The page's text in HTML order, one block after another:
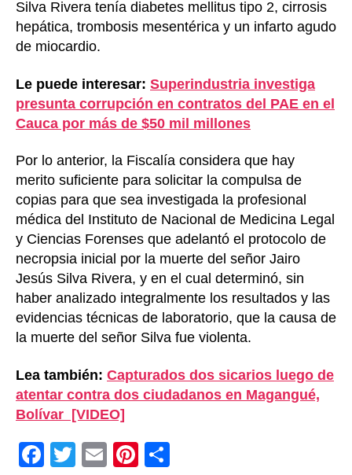
Silva Rivera tenía diabetes mellitus tipo 2, cirrosis
hepática, trombosis mesentérica y un infarto agudo
de miocardio.
Le puede interesar: Superindustria investiga
presunta corrupción en contratos del PAE en el
Cauca por más de $50 mil millones
Por lo anterior, la Fiscalía considera que hay
merito suficiente para solicitar la compulsa de
copias para que sea investigada la profesional
médica del Instituto de Nacional de Medicina Legal
y Ciencias Forenses que adelantó el protocolo de
necropsia inicial por la muerte del señor Jairo
Jesús Silva Rivera, y en el cual determinó, sin
haber analizado integralmente los resultados y las
evidencias técnicas de laboratorio, que la causa de
la muerte del señor Silva fue violenta.
Lea también: Capturados dos sicarios luego de
atentar contra dos ciudadanos en Magangué,
Bolívar [VIDEO]
F
T
E
Pi